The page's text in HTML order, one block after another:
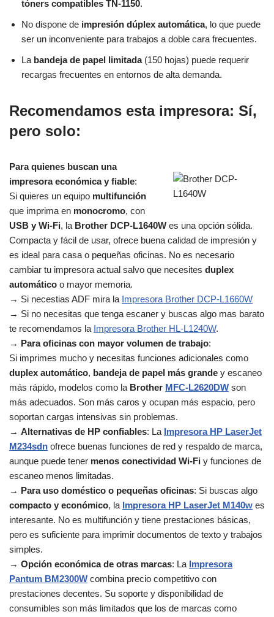
tóners compatibles TN-1150.
No dispone de impresión dúplex automática, lo que puede
ser un inconveniente para trabajos a doble cara frecuentes.
La bandeja de papel limitada(150 hojas) puede requerir
recargas frecuentes en entornos de alta demanda.
Recomendamos esta impresora: Sí,
pero solo:
Para quienes buscan una
impresora económica y fiable:
Si quieres un equipo multifunción
que imprima en monocromo, con
USB y Wi‑Fi, la Brother DCP‑L1640W es una opción sólida.
Compacta y fácil de usar, ofrece buena calidad de impresión y
es ideal para casa o pequeñas oficinas. No es necesario
cambiar tu impresora actual salvo que necesites duplex
automático o mayor memoria.
→ Si necestias ADF mira la Impresora Brother DCP-L1660W
→ Si no necesitas que tenga escaner y buscas algo mas barato
te recomendamos la Impresora Brother HL-L1240W.
→ Para oficinas con mayor volumen de trabajo:
Si imprimes mucho y necesitas funciones adicionales como
duplex automático, bandeja de papel más grande y escaneo
más rápido, modelos como la Brother MFC‑L2620DW son
más adecuados. Son más caros y ocupan más espacio, pero
soportan cargas intensivas sin problemas.
→ Alternativas de HP confiables: La Impresora HP LaserJet
M234sdn ofrece buenas funciones de red y respaldo de marca,
aunque puede tener menos conectividad Wi‑Fi y funciones de
escaneo menos limitadas.
→ Para uso doméstico o pequeñas oficinas: Si buscas algo
compacto y económico, la Impresora HP LaserJet M140w es
interesante. No es multifunción y tiene prestaciones básicas,
pero es suficiente para imprimir documentos de texto y trabajos
simples.
→ Opción económica de otras marcas: La Impresora
Pantum BM2300W combina precio competitivo con
prestaciones decentes. Su soporte y disponibilidad de
consumibles son más limitados que los de marcas como